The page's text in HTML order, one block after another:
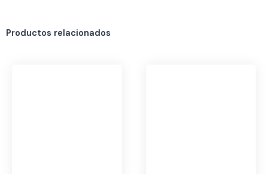
Productos relacionados